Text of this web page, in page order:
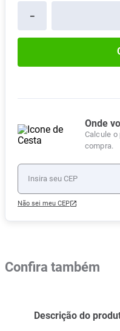
－
Onde
Calcule o
compra.
Não sei meu CEP
Confira também
Descrição do